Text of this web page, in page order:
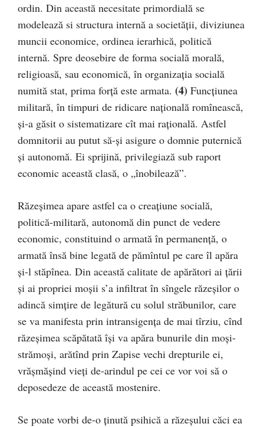
ordin. Din această necesitate primordială se
modelează si structura internă a societăţii, diviziunea
muncii economice, ordinea ierarhică, politică
internă. Spre deosebire de forma socială morală,
religioasă, sau economică, în organizaţia socială
numită stat, prima forţă este armata. (4) Funcțiunea
militară, în timpuri de ridicare naţională romînească,
şi-a găsit o sistematizare cît mai raţională. Astfel
domnitorii au putut să-şi asigure o domnie puternică
şi autonomă. Ei sprijină, privilegiază sub raport
economic această clasă, o „înobilează”.
Răzeşimea apare astfel ca o creaţiune socială,
politică-militară, autonomă din punct de vedere
economic, constituind o armată în permanenţă, o
armată însă bine legată de pămîntul pe care îl apăra
şi-l stăpînea. Din această calitate de apărători ai ţării
şi ai propriei moşii s’a infiltrat în sîngele răzeşilor o
adincă simțire de legătură cu solul străbunilor, care
se va manifesta prin intransigenţa de mai tîrziu, cînd
răzeşimea scăpătată îşi va apăra bunurile din moşi-
strămoşi, arătînd prin Zapise vechi drepturile ei,
vrăşmășind vieţi de-arindul pe cei ce vor voi să o
deposedeze de această mostenire.
Se poate vorbi de-o ţinută psihică a răzeşului căci ea